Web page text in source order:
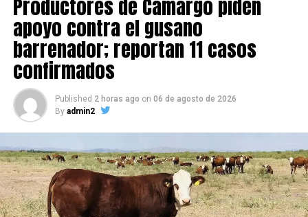
Productores de Camargo piden
apoyo contra el gusano
barrenador; reportan 11 casos
confirmados
Published 2 horas ago on 06 de agosto de 2026
By admin2